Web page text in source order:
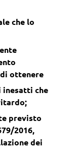
che lo
ottenere
inesatti che
previsto
2016,
dei